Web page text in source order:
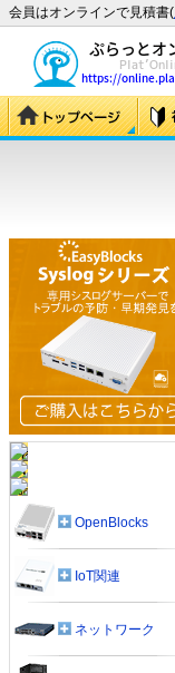
会員はオンラインで見積書(
OpenBlocks
IoT関連
ネットワーク